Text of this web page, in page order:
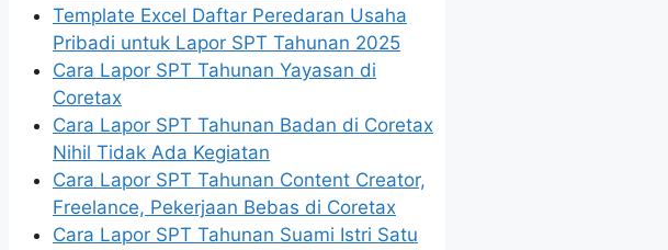
Template Excel Daftar Peredaran Usaha
Pribadi untuk Lapor SPT Tahunan 2025
Cara Lapor SPT Tahunan Yayasan di
Coretax
Cara Lapor SPT Tahunan Badan di Coretax
Nihil Tidak Ada Kegiatan
Cara Lapor SPT Tahunan Content Creator,
Freelance, Pekerjaan Bebas di Coretax
Cara Lapor SPT Tahunan Suami Istri Satu